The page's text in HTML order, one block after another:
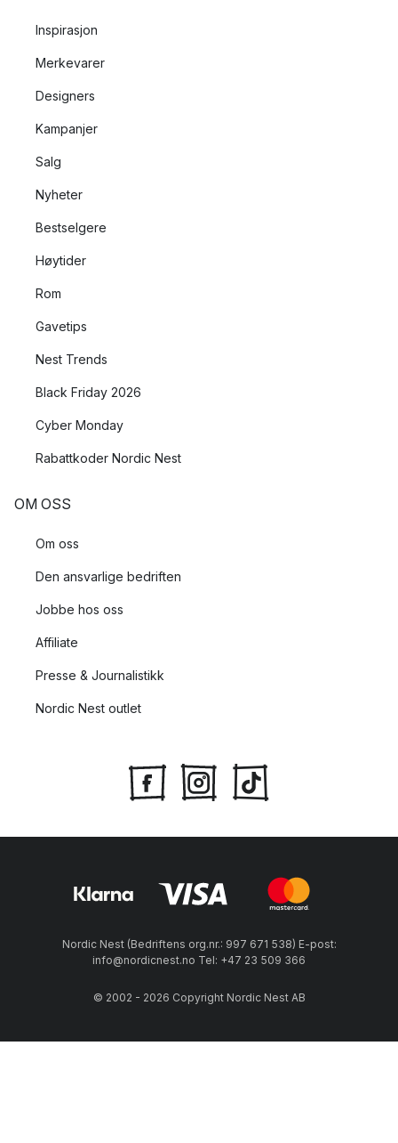
Inspirasjon
Merkevarer
Designers
Kampanjer
Salg
Nyheter
Bestselgere
Høytider
Rom
Gavetips
Nest Trends
Black Friday 2026
Cyber Monday
Rabattkoder Nordic Nest
OM OSS
Om oss
Den ansvarlige bedriften
Jobbe hos oss
Affiliate
Presse & Journalistikk
Nordic Nest outlet
Nordic Nest (Bedriftens org.nr.: 997 671 538) E-post:
info@nordicnest.no Tel: +47 23 509 366
© 2002 - 2026 Copyright Nordic Nest AB